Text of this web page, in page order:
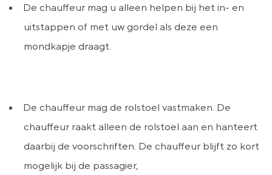
De chauffeur mag u alleen helpen bij het in- en
uitstappen of met uw gordel als deze een
mondkapje draagt.
De chauffeur mag de rolstoel vastmaken. De
chauffeur raakt alleen de rolstoel aan en hanteert
daarbij de voorschriften. De chauffeur blijft zo kort
mogelijk bij de passagier,